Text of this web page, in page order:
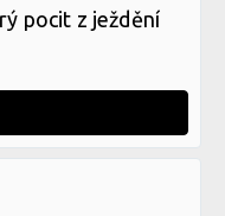
pocit z ježdění